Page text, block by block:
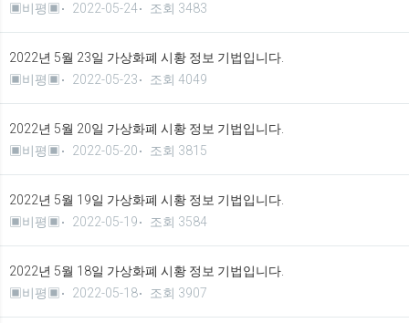
▣비평▣
2022-05-24 조회 3483
2022년 5월 23일 가상화폐 시황 정보 기법입니다.
▣비평▣
2022-05-23 조회 4049
2022년 5월 20일 가상화폐 시황 정보 기법입니다.
▣비평▣
2022-05-20 조회 3815
2022년 5월 19일 가상화폐 시황 정보 기법입니다.
▣비평▣
2022-05-19 조회 3584
2022년 5월 18일 가상화폐 시황 정보 기법입니다.
▣비평▣
2022-05-18 조회 3907